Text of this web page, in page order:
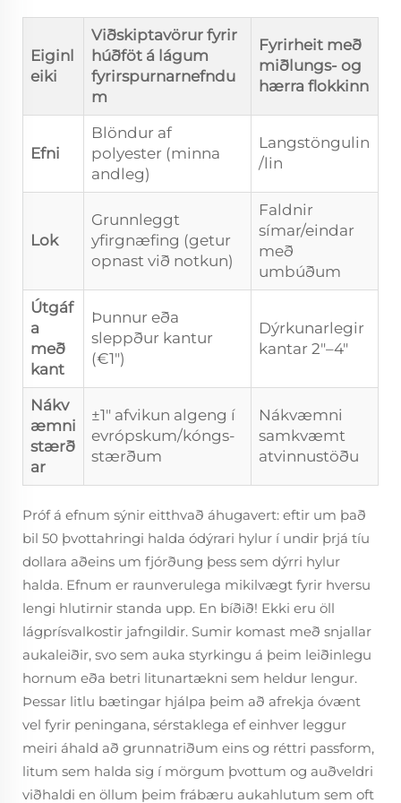
Eiginl
eiki
Viðskiptavörur fyrir
húðföt á lágum
fyrirspurnarnefndu
m
Fyrirheit með
miðlungs- og
hærra flokkinn
Efni
Blöndur af
polyester (minna
andleg)
Langstöngulin
/lin
Lok
Grunnleggt
yfirgnæfing (getur
opnast við notkun)
Faldnir
símar/eindar
með
umbúðum
Útgáf
a
með
kant
Þunnur eða
sleppður kantur
(€1")
Dýrkunarlegir
kantar 2"–4"
Nákv
æmni
stærð
ar
±1" afvikun algeng í
evrópskum/kóngs-
stærðum
Nákvæmni
samkvæmt
atvinnustöðu
Próf á efnum sýnir eitthvað áhugavert: eftir um það
bil 50 þvottahringi halda ódýrari hylur í undir þrjá tíu
dollara aðeins um fjórðung þess sem dýrri hylur
halda. Efnum er raunverulega mikilvægt fyrir hversu
lengi hlutirnir standa upp. En bíðið! Ekki eru öll
lágprísvalkostir jafngildir. Sumir komast með snjallar
aukaleiðir, svo sem auka styrkingu á þeim leiðinlegu
hornum eða betri litunartækni sem heldur lengur.
Þessar litlu bætingar hjálpa þeim að afrekja óvænt
vel fyrir peningana, sérstaklega ef einhver leggur
meiri áhald að grunnatriðum eins og réttri passform,
litum sem halda sig í mörgum þvottum og auðveldri
viðhaldi en öllum þeim frábæru aukahlutum sem oft